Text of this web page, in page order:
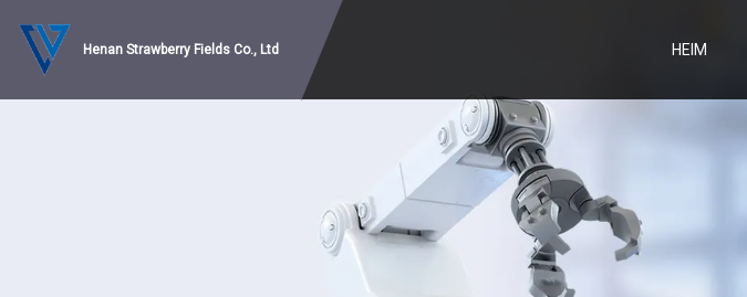
Henan Strawberry Fields Co., Ltd HEIM